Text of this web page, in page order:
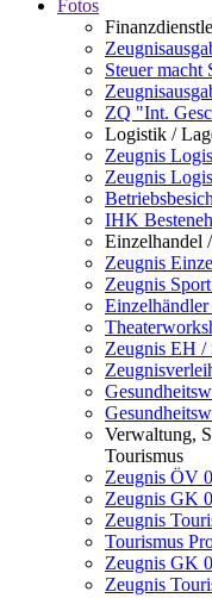
Fotos
Steuer macht
ZQ "Int.
Logistik /
Zeugnis
Zeugnis
IHK
Einzelhandel
Zeugnis
Zeugnis
Zeugnis EH /
Verwaltung,
Tourismus
Zeugnis ÖV
Zeugnis GK
Zeugnis
Tourismus
Zeugnis GK
Zeugnis